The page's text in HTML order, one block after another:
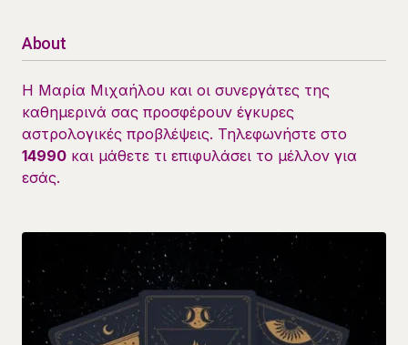
About
Η Μαρία Μιχαήλου και οι συνεργάτες της
καθημερινά σας προσφέρουν έγκυρες
αστρολογικές προβλέψεις. Τηλεφωνήστε στο
14990 και μάθετε τι επιφυλάσει το μέλλον για
εσάς.